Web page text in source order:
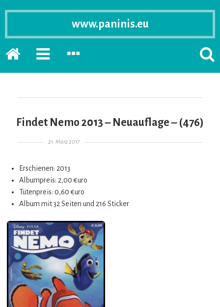
www.paninis.eu
Startseite
PRIMÄRE
ERWEITERN
SEKUNDÄRE
ERWEITERN
Findet Nemo 2013 – Neuauflage – (476)
Gepostet am
21. März 2017
Erschienen: 2013
Albumpreis: 2,00 €uro
Tütenpreis: 0,60 €uro
Album mit 32 Seiten und 216 Sticker